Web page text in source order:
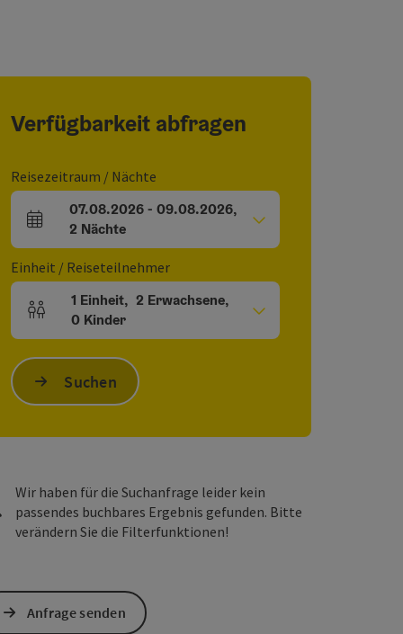
öffnenöffnen
Verfügbarkeit abfragen
Reisezeitraum / Nächte
An- und Abreisefelder
07.08.2026- 09.08.2026,
2 Nächte
Einheit / Reiseteilnehmer
Einheitenanzahl und Personenfelder
1 Einheit, 2 Erwachsene,
0 Kinder
Suchen
Wir haben für die Suchanfrage leider kein
passendes buchbares Ergebnis gefunden. Bitte
verändern Sie die Filterfunktionen!
Anfrage senden